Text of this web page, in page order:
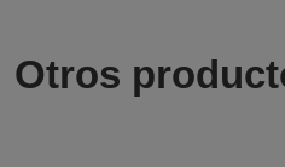
Otros